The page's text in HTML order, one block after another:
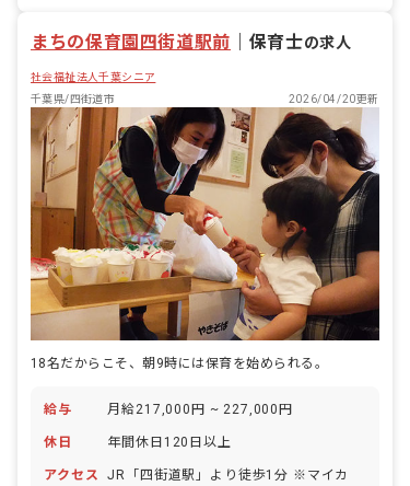
まちの保育園四街道駅前 保育士の求人
社会福祉法人千葉シニア
千葉県/四街道市
2026/04/20更新
18名だからこそ、朝9時には保育を始められる。
給与 月給217,000円 ~ 227,000円
休日 年間休日120日以上
アクセス
JR「四街道駅」より徒歩1分 ※マイカ